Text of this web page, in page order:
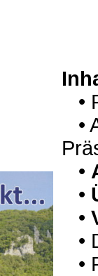
•
•
•
•
•
•
•